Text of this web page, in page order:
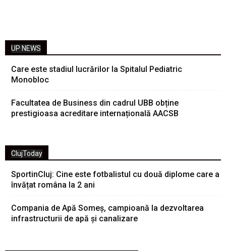
UP NEWS
Care este stadiul lucrărilor la Spitalul Pediatric
Monobloc
Facultatea de Business din cadrul UBB obține
prestigioasa acreditare internațională AACSB
ClujToday
SportinCluj: Cine este fotbalistul cu două diplome care a
învățat româna la 2 ani
Compania de Apă Someș, campioană la dezvoltarea
infrastructurii de apă și canalizare